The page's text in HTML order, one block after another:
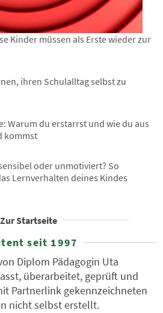
Kinder müssen als Erste wieder zur
ihren Schulalltag selbst zu
Warum du erstarrst und wie du aus
kommst
oder unmotiviert? So
Lernverhalten deines Kindes
Zur Startseite
seit 1997
Diplom Pädagogin Uta
überarbeitet, geprüft und
Partnerlink gekennzeichneten
nicht selbst erstellt.